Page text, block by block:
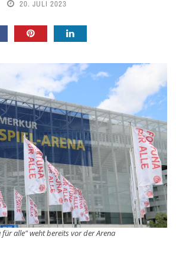
20. JULI 2023
für alle" weht bereits vor der Arena